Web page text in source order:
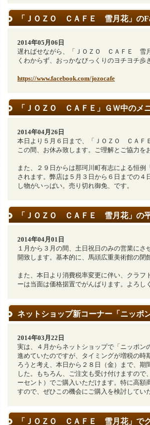
「ＪＯＺＯ ＣＡＦＥ 雪月花」の
2014年05月06日
遅ればせながら、「ＪＯＺＯ ＣＡＦＥ 雪
くわからず、おっかなびっくりのヨチヨチ歩
https://www.facebook.com/jozocafe
「ＪＯＺＯ ＣＡＦＥ」ＧＷ中のメ
2014年04月26日
本日より５月６日まで、「ＪＯＺＯ ＣＡＦ
この間、お休み致します。ご理解とご協力を
また、２９日からは那珂川町有志による恒
されます。弊店は５月３日から６日までの
し物がいっぱい。売り切れ御免、です。
「ＪＯＺＯ ＣＡＦＥ 雪月花」の
2014年04月01日
１月から３月の間、土日祝日のみの営業に
開致します。基本的に、馬頭広重美術館の閉
また、本日より消費税率変更に伴い、クラ
ーは当面は価格据置でがんばります。よろし
ネットショップ新コーナー「ニッポ
2014年03月22日
実は、４月からネットショップで「ニッポ
進めていたのですが、タイミングが増税の
ろうと考え、本日から２８日（金）まで、期
した。もちろん、ご注文も受け付けますの
ーセント）でご購入いただけます。特に高額
すので、ぜひこの機会にご購入を検討してい
「ＪＯＺＯ ＣＡＦＥ 雪月花」で